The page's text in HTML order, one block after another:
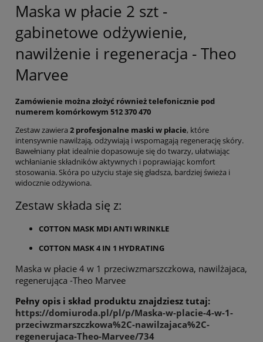
Maska w płacie 2 szt -
gabinetowe odżywienie,
nawilżenie i regeneracja - Theo
Marvee
Zamówienie można złożyć również telefonicznie pod
numerem komórkowym 512 370 470
Zestaw zawiera 2 profesjonalne maski w płacie, które
intensywnie nawilżają, odżywiają i wspomagają regenerację skóry.
Bawełniany płat idealnie dopasowuje się do twarzy, ułatwiając
wchłanianie składników aktywnych i poprawiając komfort
stosowania. Skóra po użyciu staje się gładsza, bardziej świeża i
widocznie odżywiona.
Zestaw składa się z:
COTTON MASK MDI ANTI WRINKLE
COTTON MASK 4 IN 1 HYDRATING
Maska w płacie 4 w 1 przeciwzmarszczkowa, nawilżajaca,
regenerująca -Theo Marvee
Pełny opis i skład produktu znajdziesz tutaj:
https://domiuroda.pl/pl/p/Maska-w-placie-4-w-1-
przeciwzmarszczkowa%2C-nawilzajaca%2C-
regenerujaca-Theo-Marvee/734